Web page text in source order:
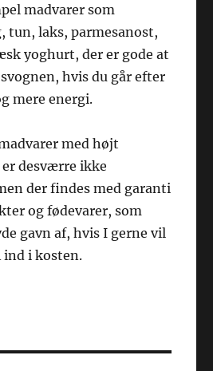
madvarer som
tun, laks, parmesanost,
yoghurt, der er gode at
hvis du går efter
mere energi.
med højt
er desværre ikke
der findes med garanti
og fødevarer, som
gavn af, hvis I gerne vil
ind i kosten.